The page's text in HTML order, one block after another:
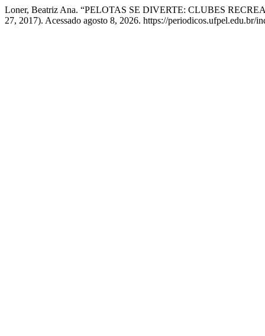
Loner, Beatriz Ana. “PELOTAS SE DIVERTE: CLUBES
27, 2017). Acessado agosto 8, 2026. https://periodicos.ufpel.edu.br/